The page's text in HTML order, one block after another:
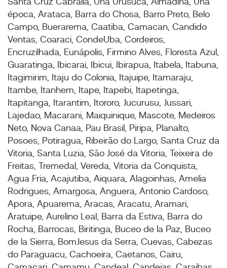
Santa Cruz Cabralia, Una Urusuca, Almadina, Una
época, Arataca, Barra do Chosa, Barro Preto, Belo
Campo, Buerarema, Caatiba, Camacan, Candido
Ventas, Coaraci, CondeUba, Cordeiros,
Encruzilhada, Eunápolis, Firmino Alves, Floresta Azul,
Guaratinga, Ibicarai, Ibicui, Ibirapua, Itabela, Itabuna,
Itagimirim, Itaju do Colonia, Itajuipe, Itamaraju,
Itambe, Itanhem, Itape, Itapebi, Itapetinga,
Itapitanga, Itarantim, Itororo, Jucurusu, Jussari,
Lajedao, Macarani, Maiquinique, Mascote, Medeiros
Neto, Nova Canaa, Pau Brasil, Piripa, Planalto,
Posoes, Potiragua, Ribeirão do Largo, Santa Cruz da
Vitoria, Santa Luzia, São José da Vitoria, Teixeira de
Freitas, Tremedal, Vereda, Vitoria da Conquista,
Agua Fria, Acajutiba, Aiquara, Alagoinhas, Amelia
Rodrigues, Amargosa, Anguera, Antonio Cardoso,
Apora, Apuarema, Aracas, Aracatu, Aramari,
Aratuipe, Aurelino Leal, Barra da Estiva, Barra do
Rocha, Barrocas, Biritinga, Buceo de la Paz, Buceo
de la Sierra, BomJesus da Serra, Cuevas, Cabezas
do Paraguacu, Cachoeira, Caetanos, Cairu,